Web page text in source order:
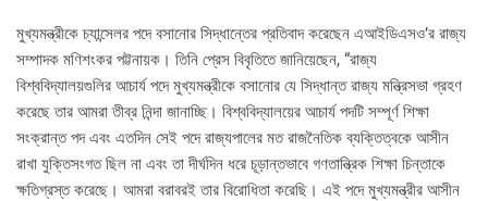
মুখ্যমন্ত্রীকে চ্যান্সেলর পদে বসানোর সিদ্ধান্তের প্রতিবাদ করেছেন এআইডিএসও’র রাজ্য
সম্পাদক মণিশংকর পট্টনায়ক। তিনি প্রেস বিবৃতিতে জানিয়েছেন, “রাজ্য
বিশ্ববিদ্যালয়গুলির আচার্য পদে মুখ্যমন্ত্রীকে বসানোর যে সিদ্ধান্ত রাজ্য মন্ত্রিসভা গ্রহণ
করেছে তার আমরা তীব্র নিন্দা জানাচ্ছি। বিশ্ববিদ্যালয়ের আচার্য পদটি সম্পূর্ণ শিক্ষা
সংক্রান্ত পদ এবং এতদিন সেই পদে রাজ্যপালের মত রাজনৈতিক ব্যক্তিত্বকে আসীন
রাখা যুক্তিসংগত ছিল না এবং তা দীর্ঘদিন ধরে চূড়ান্তভাবে গণতান্ত্রিক শিক্ষা চিন্তাকে
ক্ষতিগ্রস্ত করেছে। আমরা বরাবরই তার বিরোধিতা করেছি। এই পদে মুখ্যমন্ত্রীর আসীন